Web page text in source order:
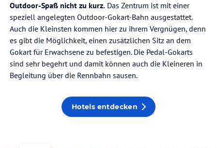
Outdoor-Spaß nicht zu kurz. Das Zentrum ist mit einer
speziell angelegten Outdoor-Gokart-Bahn ausgestattet.
Auch die Kleinsten kommen hier zu ihrem Vergnügen, denn
es gibt die Möglichkeit, einen zusätzlichen Sitz an dem
Gokart für Erwachsene zu befestigen. Die Pedal-Gokarts
sind sehr begehrt und damit können auch die Kleineren in
Begleitung über die Rennbahn sausen.
Hotels entdecken